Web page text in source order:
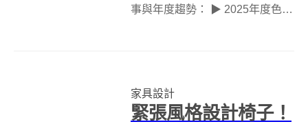
事與年度趨勢： ▶ 2025年度色彩
識別設計：...
家具設計
緊張風格設計椅子！